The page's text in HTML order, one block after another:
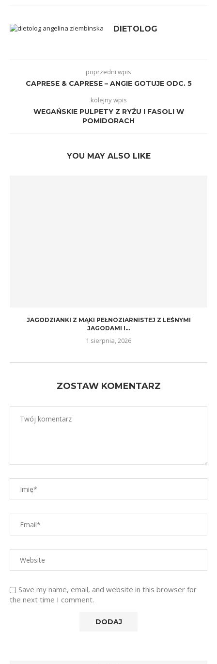
DIETOLOG
poprzedni wpis
CAPRESE & CAPRESE – ANGIE GOTUJE ODC. 5
kolejny wpis
WEGAŃSKIE PULPETY Z RYŻU I FASOLI W
POMIDORACH
YOU MAY ALSO LIKE
JAGODZIANKI Z MĄKI PEŁNOZIARNISTEJ Z LEŚNYMI
JAGODAMI I...
1 sierpnia, 2026
ZOSTAW KOMENTARZ
Save my name, email, and website in this browser for
the next time I comment.